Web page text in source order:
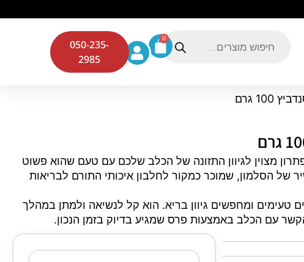
0
050-235-
2985
גרם
סלמון סנדביץ 100 גרם הוא פתרון מצוין לגיוון התזונה של הכלב שלכם עם טעם שהוא פשוט
הסלמון, שמוכר כמקור לחלבון איכותי התורם לבריאות
ומחפשים גיוון בריא. הוא קל לנשיאה ולמתן במהלך
עם הכלב באמצעות פרס שמגיע בדיוק בזמן הנכון.